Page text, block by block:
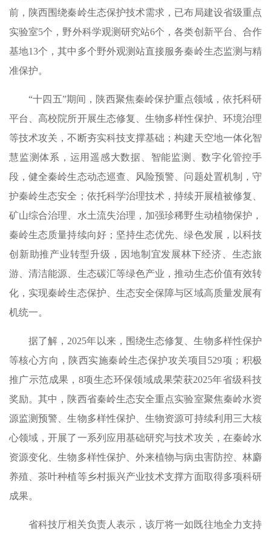
前，陕西围绕秦岭生态保护技术需求，已布局建设省级重点
实验室5个，野外科学观测研究站6个，各类创新平台、合作
基地13个，其中多个野外观测站直接服务秦岭生态监测与精
准保护。
“十四五”期间，陕西聚焦秦岭保护重点领域，依托科研
平台、高校院所开展生态修复、生物多样性保护、环境治理
等技术攻关，不断夯实科技支撑基础；构建天空地一体化智
慧监测体系，运用遥感大数据、智能监测、数字化管控手
段，健全秦岭生态动态巡查、风险预警、问题处置机制，守
护秦岭生态安全；依托科学治理技术，持续开展植被修复、
矿山综合治理、水土流失治理，加强珍稀野生动植物保护，
秦岭生态质量持续向好；坚持生态优先、绿色发展，以科技
创新助推产业转型升级，因地制宜发展林下经济、生态旅
游、清洁能源、生态碳汇等绿色产业，推动生态价值有效转
化，实现秦岭生态保护、生态安全保障与区域高质量发展有
机统一。
据了解，2025年以来，围绕生态修复、生物多样性保护
等核心方向，陕西实施秦岭生态保护攻关项目529项；积极
推广示范成果，8项生态环保领域成果荣获2025年省级科技
奖励。其中，陕西省秦岭生态安全重点实验室聚焦秦岭水资
源监测预警、生物多样性保护、生物资源可持续利用三大核
心领域，开展了一系列应用基础研究与技术攻关，在秦岭水
资源变化、生物多样性保护、外来植物与病虫害防控、林麝
养殖、茶叶种植等乡村振兴产业技术支撑方面取得多项科研
成果。
省科技厅相关负责人表示，该厅将一如既往地全力支持